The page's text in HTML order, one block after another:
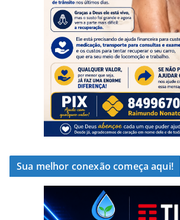
Sua melhor conexão começa aqui!